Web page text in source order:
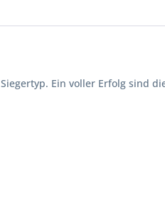
Ein voller Erfolg sind